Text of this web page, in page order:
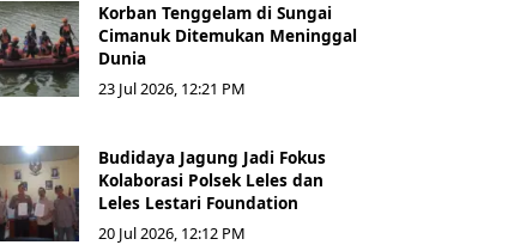
Korban Tenggelam di Sungai
Cimanuk Ditemukan Meninggal
Dunia
23 Jul 2026, 12:21 PM
Budidaya Jagung Jadi Fokus
Kolaborasi Polsek Leles dan
Leles Lestari Foundation
20 Jul 2026, 12:12 PM